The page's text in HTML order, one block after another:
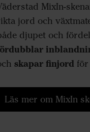
MixIn-
jord och
djupet och
skapar finjord
Läs mer om MixIn